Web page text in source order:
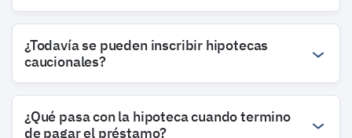
¿Todavía se pueden inscribir hipotecas
caucionales?
¿Qué pasa con la hipoteca cuando termino
de pagar el préstamo?